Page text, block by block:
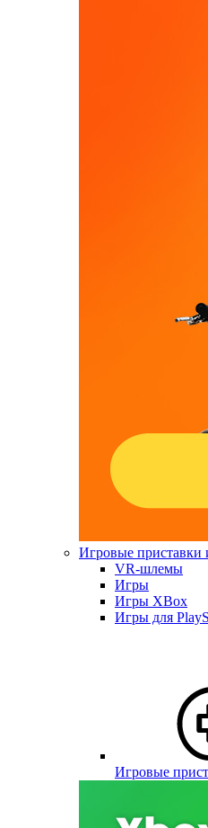
Игровые приставки
VR-шлемы
Игры
Игры XBox
Игры для
Игровые